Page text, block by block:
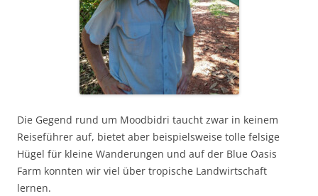
Die Gegend rund um Moodbidri taucht zwar in keinem
Reiseführer auf, bietet aber beispielsweise tolle felsige
Hügel für kleine Wanderungen und auf der Blue Oasis
Farm konnten wir viel über tropische Landwirtschaft
lernen.